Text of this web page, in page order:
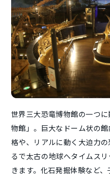
世界三大恐竜博物館の一つ
物館」。巨大なドーム状の
格や、リアルに動く大迫力
るで太古の地球へタイムス
きます。化石発掘体験など